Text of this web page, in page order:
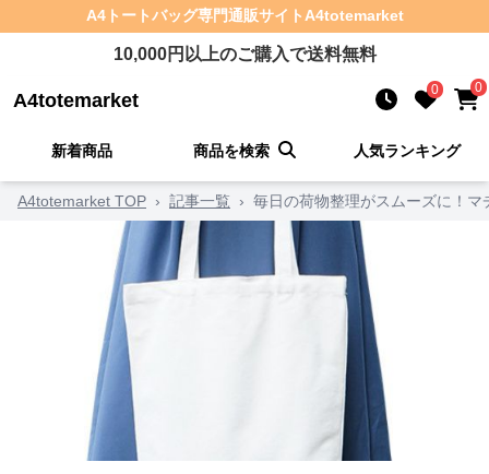
A4トートバッグ専門通販サイト A4totemarket
10,000円以上のご購入で送料無料
A4totemarket 0 0
新着商品 商品を検索 人気ランキング
A4totemarket TOP › 記事一覧 › 毎日の荷物整理がスムーズに！